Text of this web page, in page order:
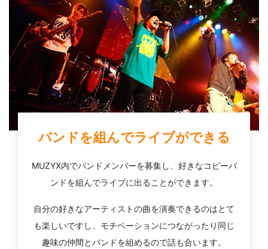
バンドを組んでライブができる
MUZYX内でバンドメンバーを募集し、好きなコピーバ
ンドを組んでライブに出ることができます。
自分の好きなアーティストの曲を演奏できるのはとて
も楽しいですし、モチベーションにつながったり同じ
趣味の仲間とバンドを組めるので話も合います。